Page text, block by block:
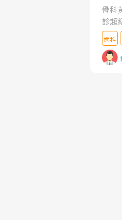
家,
之後
任的
就覺
治療,
超厲
骨科
診超
還好
諷一
不尊
得
骨科